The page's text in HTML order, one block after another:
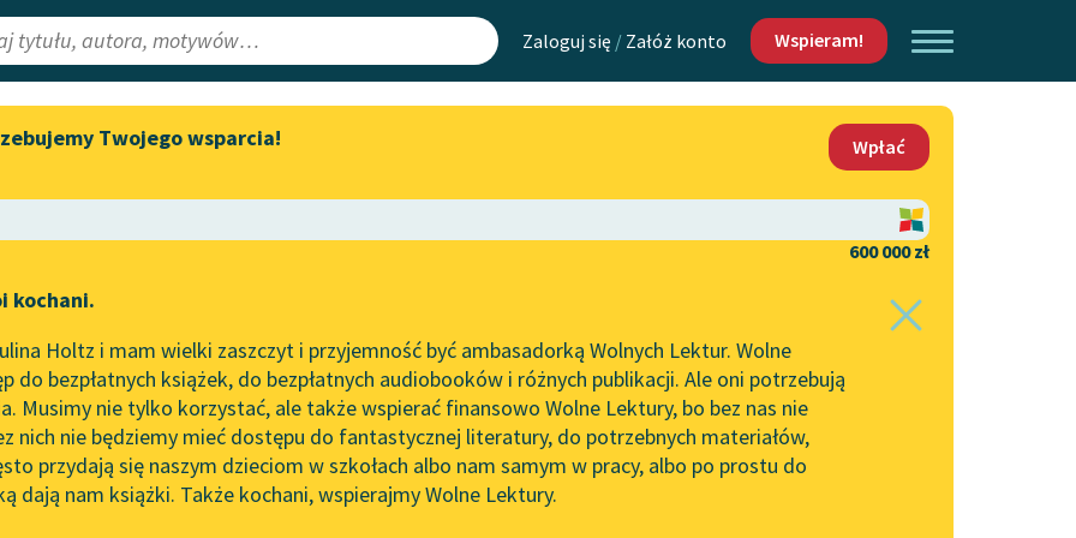
Zaloguj się / Załóż konto Wspieram!
Lektury
redakcyjne
Aktualności
„Prokurator Alicja Horn” do
literatury skandynawskiej
Spotkanie z Katarzyną Tunkiel
w Oslo
102. lata temu zmarł Joseph
Conrad
Mapa Wolnych Lektur
Leśmianator
API
OAI-PMH
Widget Wolnych Lektur
Kontakt
O projekcie
Zasady wykorzystania
Wolnych Lektur
Logotypy
Materiały promocyjne
Twojego wsparcia!
Wpłać
600 000 zł
kochani.
Holtz i mam wielki zaszczyt i przyjemność być ambasadorką Wolnych Lektur. Wolne
do bezpłatnych książek, do bezpłatnych audiobooków i różnych publikacji. Ale oni potrzebują
Musimy nie tylko korzystać, ale także wspierać finansowo Wolne Lektury, bo bez nas nie
nich nie będziemy mieć dostępu do fantastycznej literatury, do potrzebnych materiałów,
przydają się naszym dzieciom w szkołach albo nam samym w pracy, albo po prostu do
dają nam książki. Także kochani, wspierajmy Wolne Lektury.
Jan Kochanowski✖